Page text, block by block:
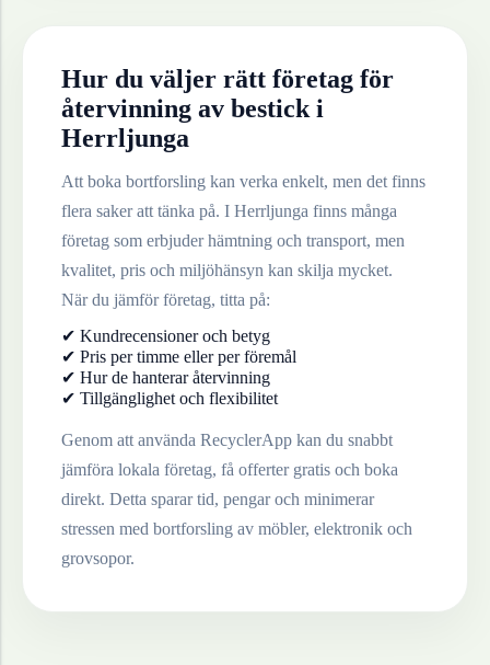
Hur du väljer rätt företag för
återvinning av besticki
Herrljunga
Att boka bortforsling kan verka enkelt, men det finns
flera saker att tänka på. I Herrljunga finns många
företag som erbjuder hämtning och transport, men
kvalitet, pris och miljöhänsyn kan skilja mycket.
När du jämför företag, titta på:
✔ Kundrecensioner och betyg
✔ Pris per timme eller per föremål
✔ Hur de hanterar återvinning
✔ Tillgänglighet och flexibilitet
Genom att använda RecyclerApp kan du snabbt
jämföra lokala företag, få offerter gratis och boka
direkt. Detta sparar tid, pengar och minimerar
stressen med bortforsling av möbler, elektronik och
grovsopor.